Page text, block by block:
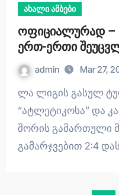
ახალი ამბები
ოფიციალურად –
ერთ-ერთი
admin Mar 27,
ლა ლიგის გასულ ტურში მადრიდის
“ატლეტიკოსა” და
შორის გამართული
გამარჯვებით 2:4